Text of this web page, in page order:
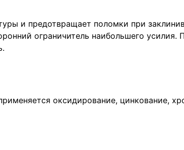
и предотвращает поломки при
ограничитель наибольшего
оксидирование, цинкование,